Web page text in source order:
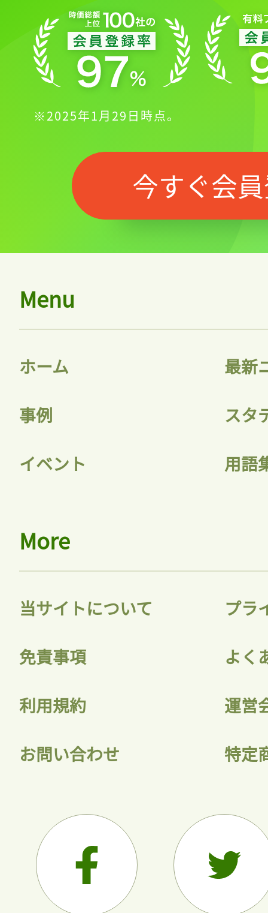
※2025年1月29日時点。
今すぐ会
Menu
ホーム 最新
事例 スタ
イベント 用語
More
当サイトについて プラ
免責事項 よく
利用規約 運営
お問い合わせ 特定